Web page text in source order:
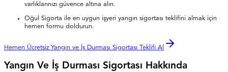
varlıklarınızı güvence altına alın.
Oğul Sigorta ile en uygun işyeri yangın sigortası teklifini almak için
hemen formu doldurun.
Hemen Ücretsiz Yangın ve İş Durması Sigortası Teklifi Al
Yangın Ve İş Durması Sigortası Hakkında